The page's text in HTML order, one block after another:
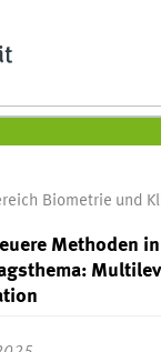
Biometrie und
Methoden